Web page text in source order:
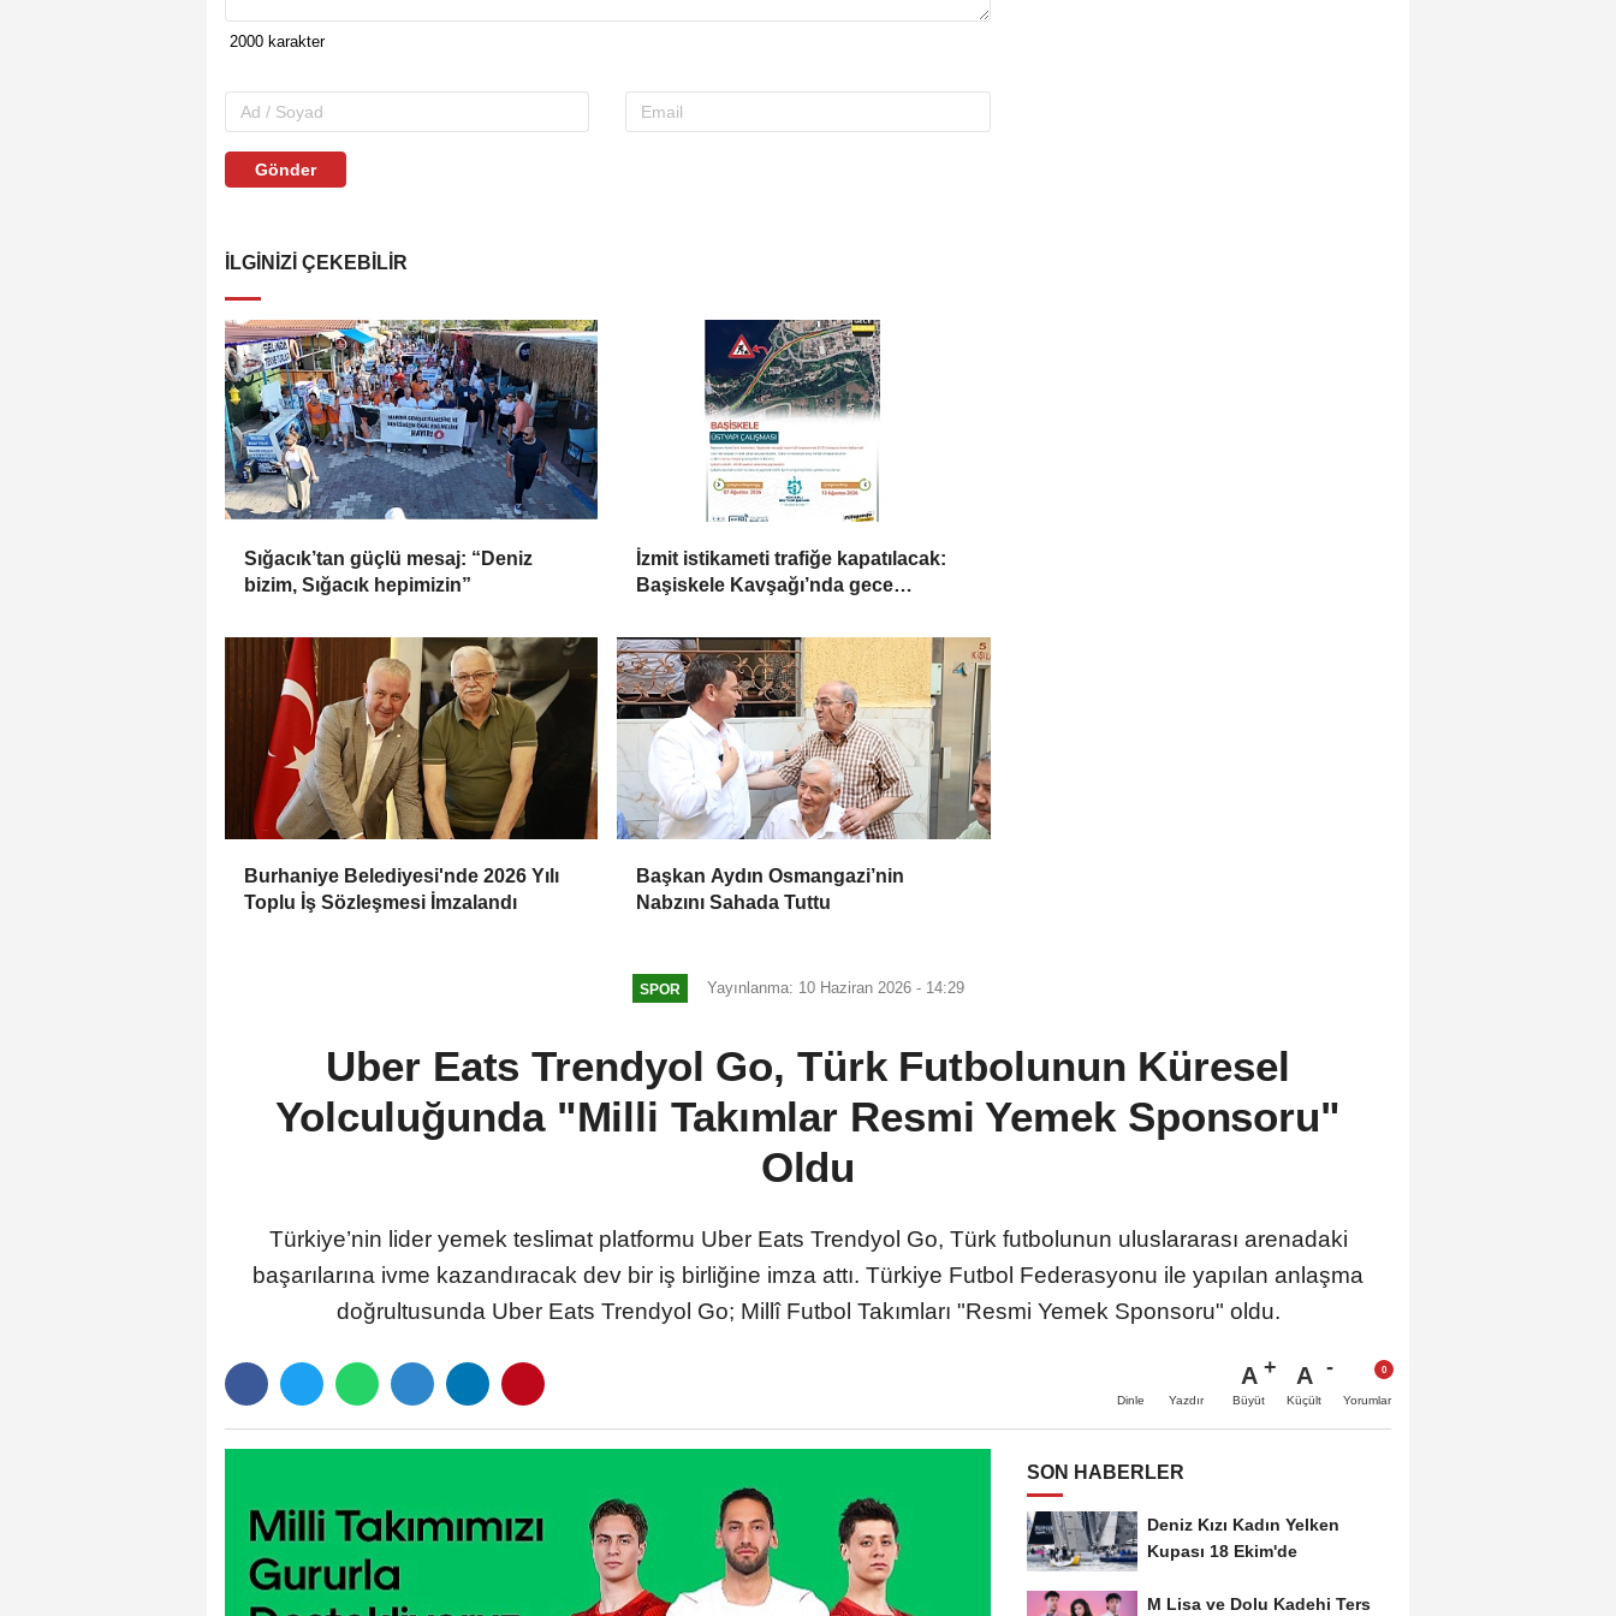
Gönder
İLGINIZI ÇEKEBILIR
Sığacık’tan güçlü mesaj: “Deniz
bizim, Sığacık hepimizin”
İzmit istikameti trafiğe kapatılacak:
Başiskele Kavşağı’nda gece
Burhaniye Belediyesi'nde 2026 Yılı
Toplu İş Sözleşmesi İmzalandı
Başkan Aydın Osmangazi’nin
Nabzını Sahada Tuttu
SPOR Yayınlanma: 10 Haziran 2026 - 14:29
Uber Eats Trendyol Go, Türk Futbolunun Küresel
Yolculuğunda "Milli Takımlar Resmi Yemek Sponsoru"
Oldu
Türkiye’nin lider yemek teslimat platformu Uber Eats Trendyol Go, Türk futbolunun uluslararası arenadaki
başarılarına ivme kazandıracak dev bir iş birliğine imza attı. Türkiye Futbol Federasyonu ile yapılan anlaşma
doğrultusunda Uber Eats Trendyol Go; Millî Futbol Takımları "Resmi Yemek Sponsoru" oldu.
Dinle Yazdır
A
Büyüt
A
Küçült Yorumlar
SON HABERLER
Deniz Kızı Kadın Yelken
Kupası 18 Ekim'de
M Lisa ve Dolu Kadehi Ters